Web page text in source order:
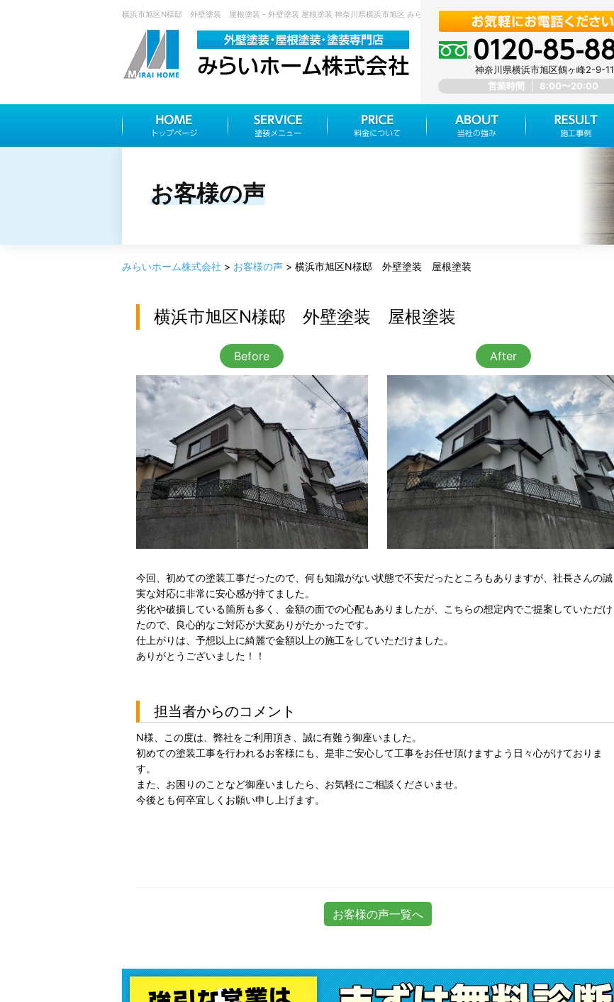
横浜市旭区N様邸 外壁塗装 屋根塗装 - 外壁塗装 屋根塗装 神奈川県横浜市旭区 みらいホーム株式会社
神奈川県横浜市旭区鶴ヶ峰2-9-11
営業時間
8:00〜20:00
お客様の声
みらいホーム株式会社 > お客様の声 > 横浜市旭区N様邸 外壁塗装 屋根塗装
横浜市旭区N様邸 外壁塗装 屋根塗装
Before After
今回、初めての塗装工事だったので、何も知識がない状態で不安だったところもありますが、社長さんの誠
実な対応に非常に安心感が持てました。
劣化や破損している箇所も多く、金額の面での心配もありましたが、こちらの想定内でご提案していただけ
たので、良心的なご対応が大変ありがたかったです。
仕上がりは、予想以上に綺麗で金額以上の施工をしていただけました。
ありがとうございました！！
担当者からのコメント
N様、この度は、弊社をご利用頂き、誠に有難う御座いました。
初めての塗装工事を行われるお客様にも、是非ご安心して工事をお任せ頂けますよう日々心がけておりま
す。
また、お困りのことなど御座いましたら、お気軽にご相談くださいませ。
今後とも何卒宜しくお願い申し上げます。
お客様の声一覧へ